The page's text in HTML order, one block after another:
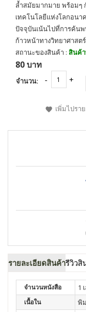
ล้ำสมัยมากมาย พร้อมๆ
เทคโนโลยีแห่งโลกอน
ปัจจุบันเน้นไปที่การค้น
ก้าวหน้าทางวิทยาศาสต
สถานะของสินค้า : สินค้
80 บาท
จำนวน:
เพิ่มไปรา
รายละเอียดสินค้ารีวิวสิ
จำนวนหนังสือ 1
เนื้อใน พิ